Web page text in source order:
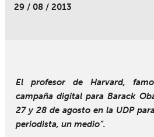
29 / 08 / 2013
El profesor de Harvard,
campaña digital para Barack
27 y 28 de agosto en la UDP
periodista, un medio”.